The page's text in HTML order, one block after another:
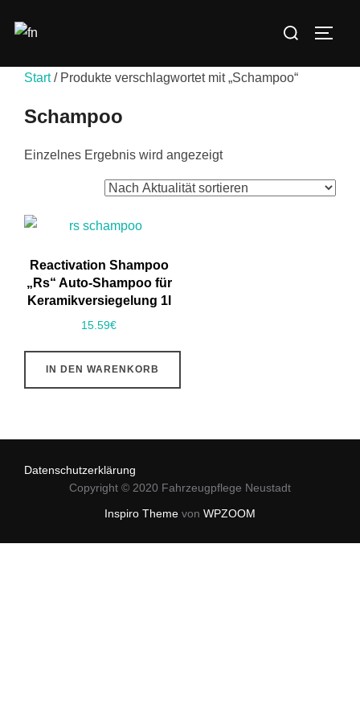
Inhalt
Suchen
Start/ Produkte verschlagwortet mit „Schampoo“
Schampoo
Einzelnes Ergebnis wird angezeigt
Reactivation Shampoo
„Rs“ Auto-Shampoo für
Keramikversiegelung 1l
15.59€
IN DEN WARENKORB
Datenschutzerklärung
Copyright © 2020 Fahrzeugpflege Neustadt
Inspiro Theme von WPZOOM